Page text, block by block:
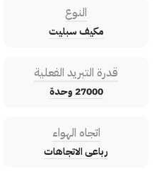
النوع
مكيف سبليت
قدرة التبريد الفعلية
27000 وحدة
اتجاه الهواء
رباعى الاتجاهات